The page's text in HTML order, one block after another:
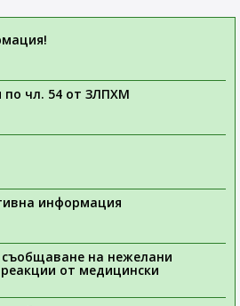
по чл. 54 от ЗЛПХМ
информация
на нежелани
от медицински